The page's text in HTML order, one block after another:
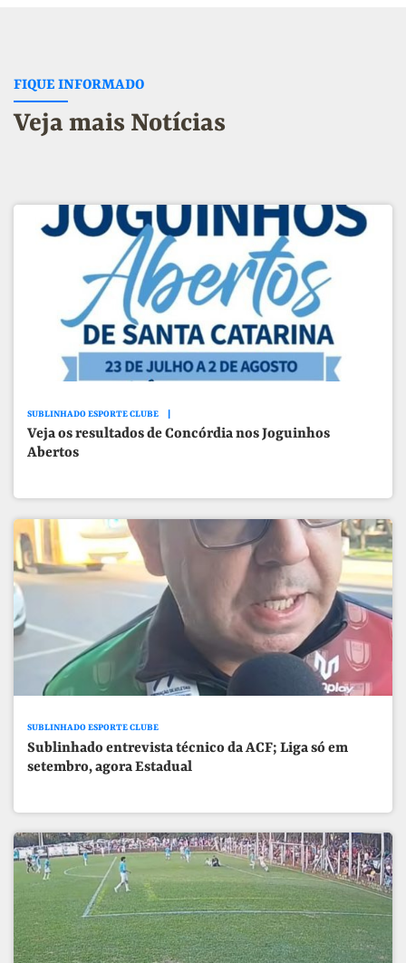
FIQUE INFORMADO
Veja mais Notícias
SUBLINHADO ESPORTE CLUBE
Veja os resultados de Concórdia nos Joguinhos
Abertos
SUBLINHADO ESPORTE CLUBE
Sublinhado entrevista técnico da ACF; Liga só em
setembro, agora Estadual